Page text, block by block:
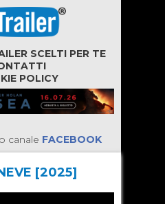
SCELTI PER TE
POLICY
canale FACEBOOK
[2025]